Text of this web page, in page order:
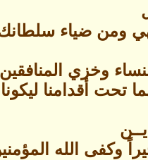
ومن ضياء
وخزي المنافقين
تحت أقدامنا
وكفى الله